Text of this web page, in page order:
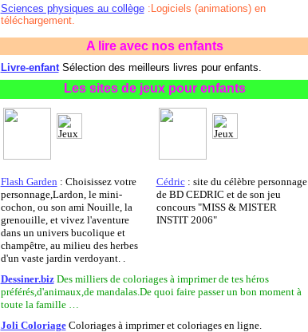
Sciences physiques au collège:Logiciels (animations) en
téléchargement.
A lire avec nos enfants
Livre-enfantSélection des meilleurs livres pour enfants.
Les sites de jeux pour enfants
Flash Garden : Choisissez votre
personnage,Lardon, le mini-
cochon, ou son ami Nouille, la
grenouille, et vivez l'aventure
dans un univers bucolique et
champêtre, au milieu des herbes
d'un vaste jardin verdoyant. .
Cédric: site du célèbre personnage
de BD CEDRIC et de son jeu
concours "MISS & MISTER
INSTIT 2006"
Dessiner.biz Des milliers de coloriages à imprimer de tes héros
préférés,d'animaux,de mandalas.De quoi faire passer un bon moment à
toute la famille …
Joli Coloriage Coloriages à imprimer et coloriages en ligne.